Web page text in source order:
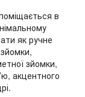
в
як ручне
зйомки,
акцентного